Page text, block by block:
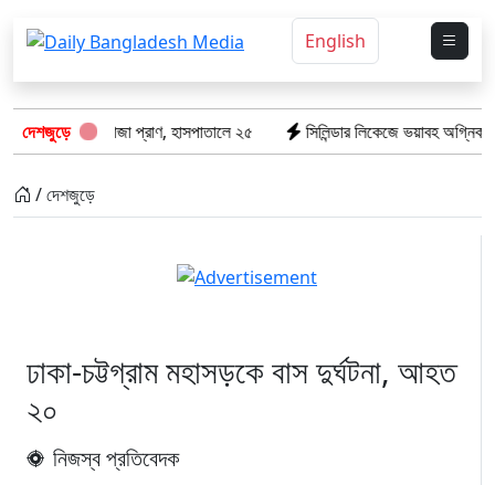
English
দেশজুড়ে
গেল ৮টি তাজা প্রাণ, হাসপাতালে ২৫ সিলিন্ডার লিকেজে ভয়াবহ
/ দেশজুড়ে
ঢাকা-চট্টগ্রাম মহাসড়কে বাস দুর্ঘটনা, আহত
২০
নিজস্ব প্রতিবেদক